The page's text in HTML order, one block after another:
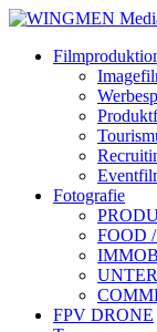
Fotografie
FOOD
FPV DRONE